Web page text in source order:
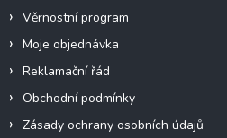
Věrnostní program
Moje objednávka
Reklamační řád
Obchodní podmínky
Zásady ochrany osobních údajů